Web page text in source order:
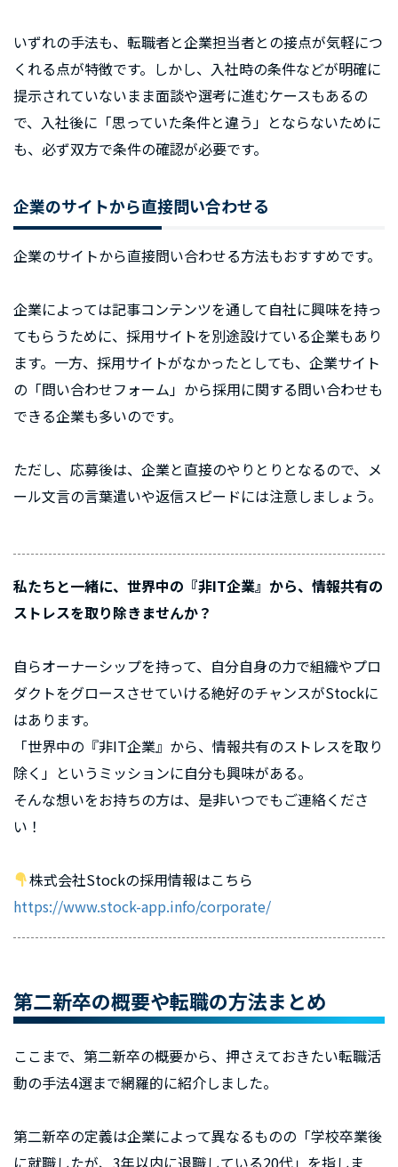
いずれの手法も、転職者と企業担当者との接点が気軽につ
くれる点が特徴です。しかし、入社時の条件などが明確に
提示されていないまま面談や選考に進むケースもあるの
で、入社後に「思っていた条件と違う」とならないために
も、必ず双方で条件の確認が必要です。
企業のサイトから直接問い合わせる
企業のサイトから直接問い合わせる方法もおすすめです。
企業によっては記事コンテンツを通して自社に興味を持っ
てもらうために、採用サイトを別途設けている企業もあり
ます。一方、採用サイトがなかったとしても、企業サイト
の「問い合わせフォーム」から採用に関する問い合わせも
できる企業も多いのです。
ただし、応募後は、企業と直接のやりとりとなるので、メ
ール文言の言葉遣いや返信スピードには注意しましょう。
私たちと一緒に、世界中の『非IT企業』から、情報共有の
ストレスを取り除きませんか？
自らオーナーシップを持って、自分自身の力で組織やプロ
ダクトをグロースさせていける絶好のチャンスがStockに
はあります。
「世界中の『非IT企業』から、情報共有のストレスを取り
除く」というミッションに自分も興味がある。
そんな想いをお持ちの方は、是非いつでもご連絡くださ
い！
株式会社Stockの採用情報はこちら
https://www.stock-app.info/corporate/
第二新卒の概要や転職の方法まとめ
ここまで、第二新卒の概要から、押さえておきたい転職活
動の手法4選まで網羅的に紹介しました。
第二新卒の定義は企業によって異なるものの「学校卒業後